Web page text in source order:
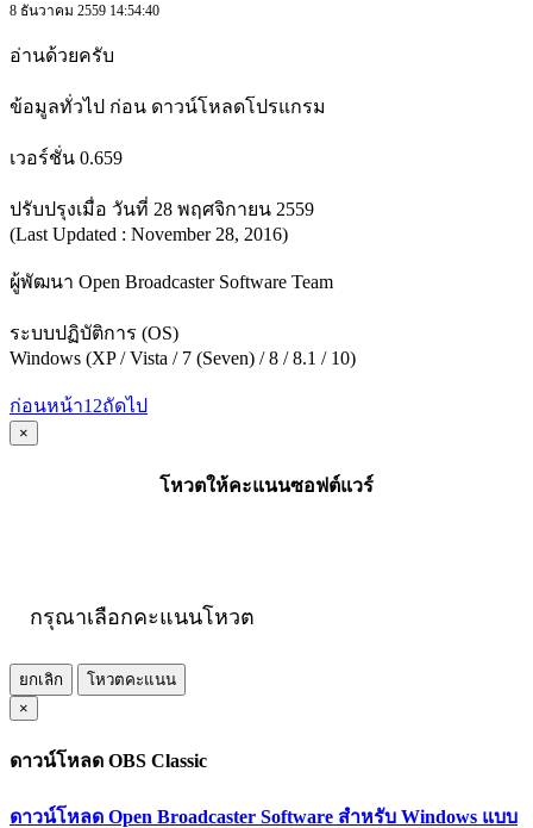
8 ธันวาคม 2559 14:54:40
อ่านด้วยครับ
ข้อมูลทั่วไป ก่อน ดาวน์โหลดโปรแกรม
เวอร์ชั่น 0.659
ปรับปรุงเมื่อ วันที่ 28 พฤศจิกายน 2559
(Last Updated : November 28, 2016)
ผู้พัฒนา Open Broadcaster Software Team
ระบบปฏิบัติการ (OS)
Windows (XP / Vista / 7 (Seven) / 8 / 8.1 / 10)
ก่อนหน้า1 2ถัดไป
×
โหวตให้คะแนนซอฟต์แวร์
กรุณาเลือกคะแนนโหวต
ยกเลิก
โหวตคะแนน
×
ดาวน์โหลด OBS Classic
ดาวน์โหลด Open Broadcaster Software สำหรับ Windows แบบ